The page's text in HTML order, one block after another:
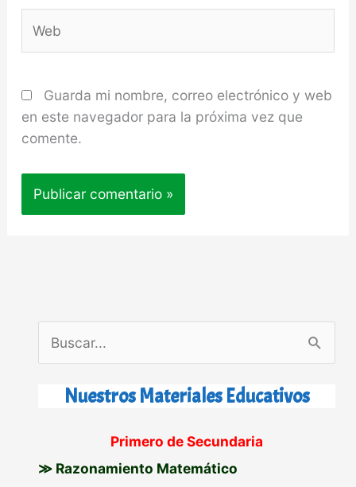
Guarda mi nombre, correo electrónico y web
en este navegador para la próxima vez que
comente.
u
r
Nuestros Materiales Educativos
Primero de Secundaria
≫ Razonamiento Matemático